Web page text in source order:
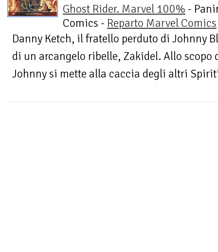
Ghost Rider. Marvel 100% -
Comics - Reparto Marvel Comics
Danny Ketch, il fratello perduto di Johnny
di un arcangelo ribelle, Zakidel. Allo scopo
Johnny si mette alla caccia degli altri